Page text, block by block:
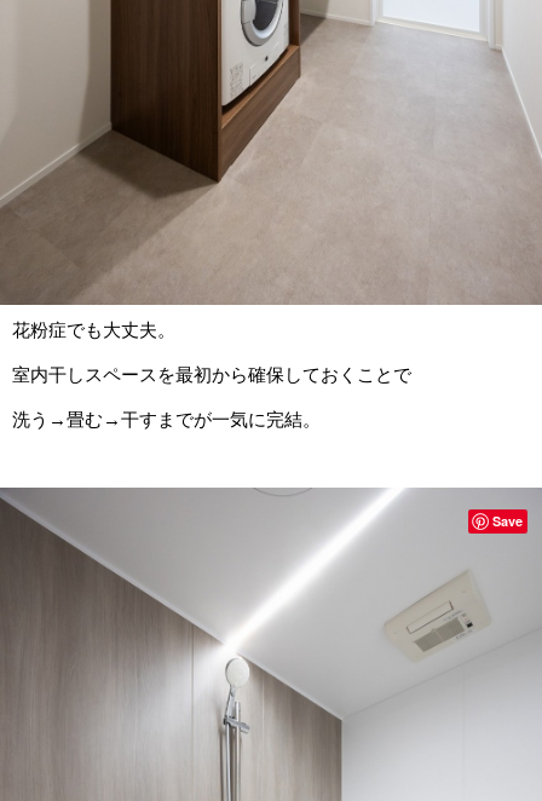
花粉症でも大丈夫。
室内干しスペースを最初から確保しておくことで
洗う→畳む→干すまでが一気に完結。
Save